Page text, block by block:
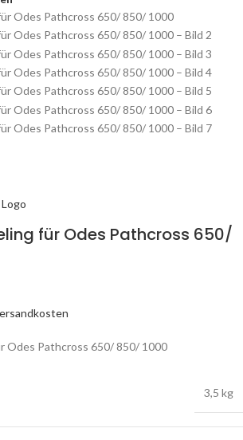
für Odes Pathcross 650/
Odes Pathcross 650/ 850/ 1000
3,5 kg